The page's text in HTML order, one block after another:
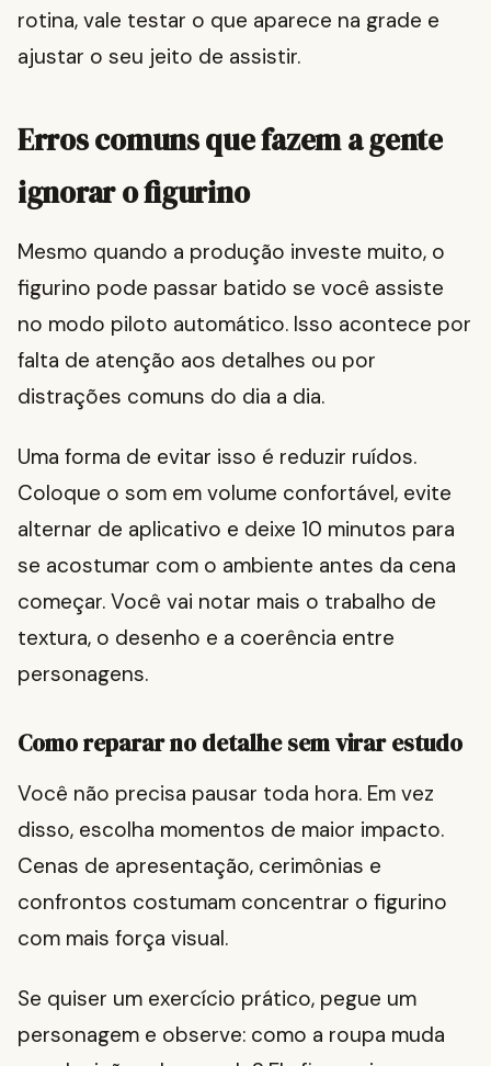
rotina, vale testar o que aparece na grade e
ajustar o seu jeito de assistir.
Erros comuns que fazem a gente
ignorar o figurino
Mesmo quando a produção investe muito, o
figurino pode passar batido se você assiste
no modo piloto automático. Isso acontece por
falta de atenção aos detalhes ou por
distrações comuns do dia a dia.
Uma forma de evitar isso é reduzir ruídos.
Coloque o som em volume confortável, evite
alternar de aplicativo e deixe 10 minutos para
se acostumar com o ambiente antes da cena
começar. Você vai notar mais o trabalho de
textura, o desenho e a coerência entre
personagens.
Como reparar no detalhe sem virar estudo
Você não precisa pausar toda hora. Em vez
disso, escolha momentos de maior impacto.
Cenas de apresentação, cerimônias e
confrontos costumam concentrar o figurino
com mais força visual.
Se quiser um exercício prático, pegue um
personagem e observe: como a roupa muda